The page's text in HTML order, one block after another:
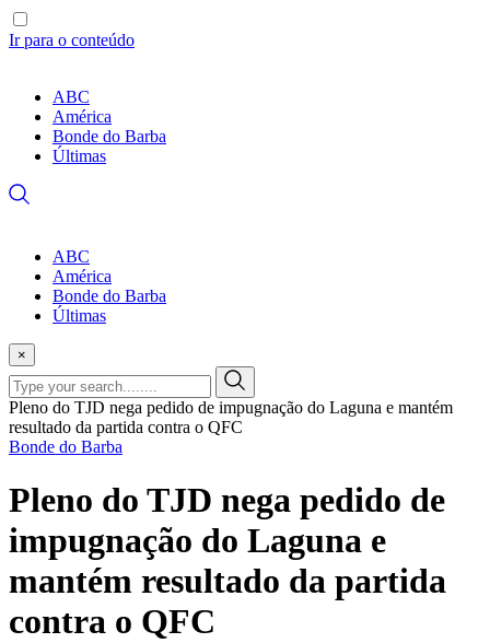
Ir para o conteúdo
ABC
América
Bonde do Barba
Últimas
ABC
América
Bonde do Barba
Últimas
×
Pleno do TJD nega pedido de impugnação do Laguna e mantém
resultado da partida contra o QFC
Bonde do Barba
Pleno do TJD nega pedido de
impugnação do Laguna e
mantém resultado da partida
contra o QFC